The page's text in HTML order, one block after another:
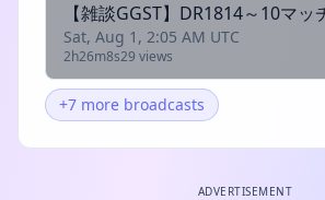
Sat, Aug 1, 2:05 AM UTC
2h26m8s29 views
+7 more broadcasts
ADVERTISEMENT